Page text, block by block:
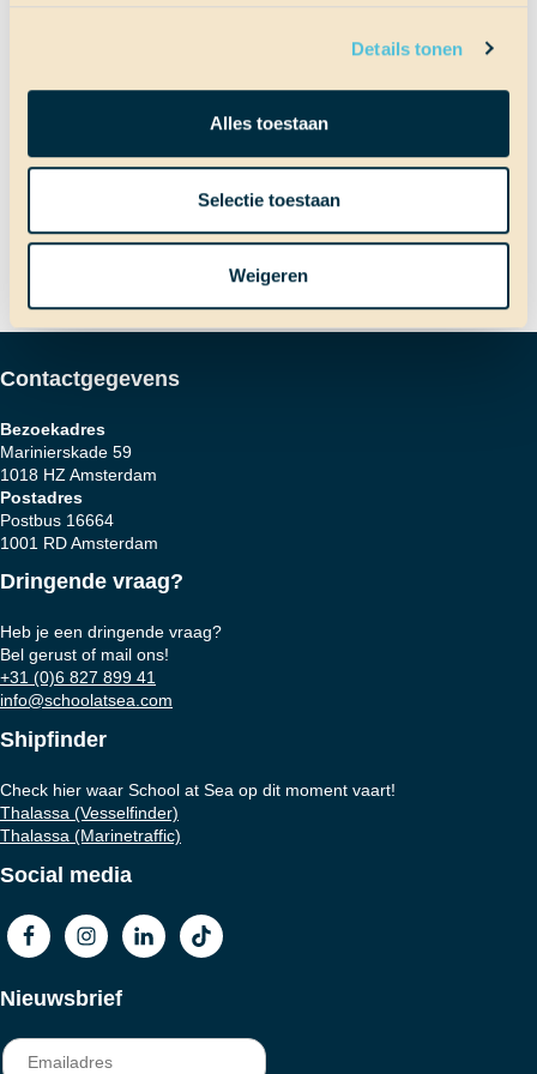
Details tonen
Alles toestaan
Selectie toestaan
Weigeren
Bericht
navigatie
Vorig bericht
Bonte avond 2.0!
Contactgegevens
Bezoekadres
Marinierskade 59
1018 HZ Amsterdam
Postadres
Postbus 16664
1001 RD Amsterdam
Dringende vraag?
Heb je een dringende vraag?
Bel gerust of mail ons!
+31 (0)6 827 899 41
info@schoolatsea.com
Shipfinder
Check hier waar School at Sea op dit moment vaart!
Thalassa (Vesselfinder)
Thalassa (Marinetraffic)
Social media
Nieuwsbrief